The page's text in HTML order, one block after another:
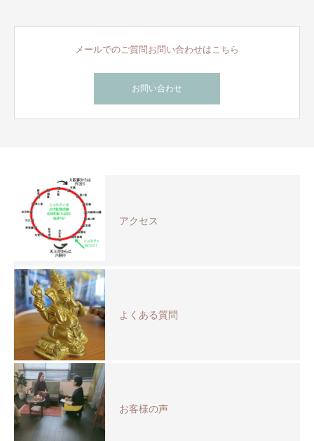
メールでのご質問お問い合わせはこちら
お問い合わせ
アクセス
よくある質問
お客様の声